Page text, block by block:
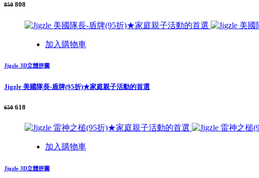
850 808
加入購物車
Jigzle 3D立體拼圖
Jigzle 美國隊長-盾牌(95折)★家庭親子活動的首選
650 618
加入購物車
Jigzle 3D立體拼圖